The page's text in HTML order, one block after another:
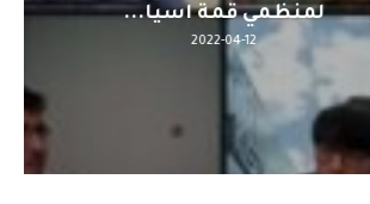
لمنظمي قمة اسيا...
2022-04-12